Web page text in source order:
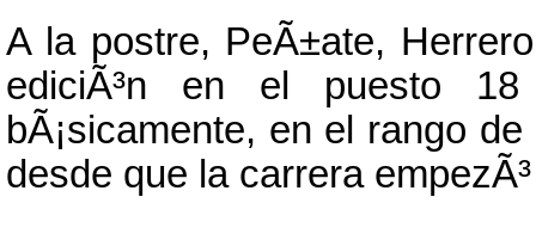
A la postre, PeÃ±ate,
ediciÃ³n en el puesto
bÃ¡sicamente, en el rango
desde que la carrera